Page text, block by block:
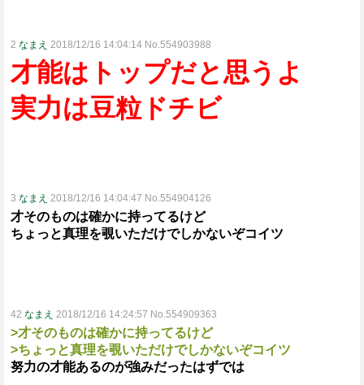
2 なまえ 2018/12/16 14:04:14 No.554903988
才能はトップだと思うよ
実力は豆粒ドチビ
3 なまえ 2018/12/16 14:04:47 No.554904126
才そのものは確かに持ってるけど
ちょっと真理を覗いただけでしかないぞコイツ
42 なまえ 2018/12/16 14:24:57 No.554909363
>才そのものは確かに持ってるけど
>ちょっと真理を覗いただけでしかないぞコイツ
努力の才能あるのが強みだったはずでは